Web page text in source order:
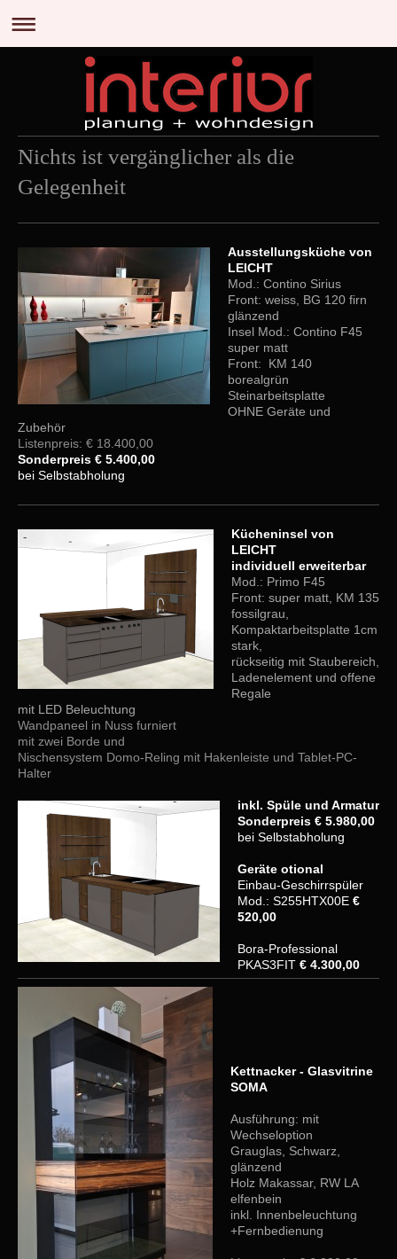
Nichts ist vergänglicher als die
Gelegenheit
Ausstellungsküche von
LEICHT
Mod.: Contino Sirius
Front: weiss, BG 120 firn
glänzend
Insel Mod.: Contino F45
super matt
Front: KM 140
borealgrün
Steinarbeitsplatte
OHNE Geräte und
Zubehör
Listenpreis: € 18.400,00
Sonderpreis € 5.400,00
bei Selbstabholung
Kücheninsel von
LEICHT
individuell erweiterbar
Mod.: Primo F45
Front: super matt, KM 135
fossilgrau,
Kompaktarbeitsplatte 1cm
stark,
rückseitig mit Staubereich,
Ladenelement und offene
Regale
mit LED Beleuchtung
Wandpaneel in Nuss furniert
mit zwei Borde und
Nischensystem Domo-Reling mit Hakenleiste und Tablet-PC-
Halter
inkl. Spüle und Armatur
Sonderpreis € 5.980,00
bei Selbstabholung
Geräte otional
Einbau-Geschirrspüler
Mod.: S255HTX00E €
520,00
Bora-Professional
PKAS3FIT € 4.300,00
Kettnacker - Glasvitrine
SOMA
Ausführung: mit
Wechseloption
Grauglas, Schwarz,
glänzend
Holz Makassar, RW LA
elfenbein
inkl. Innenbeleuchtung
+Fernbedienung